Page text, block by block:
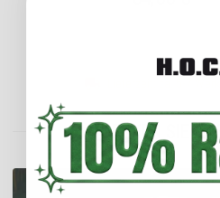
ENTDECKEN SIE